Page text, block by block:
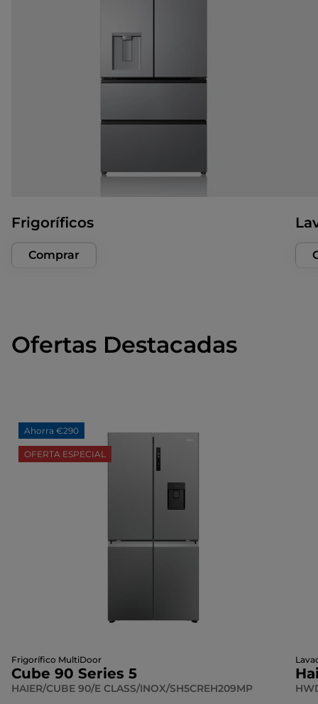
Frigoríficos
Comprar
Ofertas Destacadas
Ahorra €290
OFERTA ESPECIAL
Frigorífico MultiDoor
Cube 90 Series 5
HAIER/CUBE 90/E CLASS/INOX/SH5CREH209MP